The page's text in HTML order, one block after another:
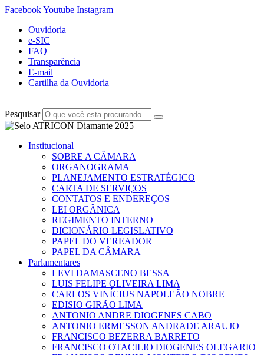
FacebookYoutube Instagram
Ouvidoria
e-SIC
FAQ
Transparência
E-mail
Cartilha da Ouvidoria
Pesquisar
Institucional
SOBRE A CÂMARA
ORGANOGRAMA
PLANEJAMENTO ESTRATÉGICO
CARTA DE SERVIÇOS
CONTATOS E ENDEREÇOS
LEI ORGÂNICA
REGIMENTO INTERNO
DICIONÁRIO LEGISLATIVO
PAPEL DO VEREADOR
PAPEL DA CÂMARA
Parlamentares
LEVI DAMASCENO BESSA
LUIS FELIPE OLIVEIRA LIMA
CARLOS VINÍCIUS NAPOLEÃO NOBRE
EDISIO GIRÃO LIMA
ANTONIO ANDRE DIOGENES CABO
ANTONIO ERMESSON ANDRADE ARAUJO
FRANCISCO BEZERRA BARRETO
FRANCISCO OTACILIO DIOGENES OLEGARIO